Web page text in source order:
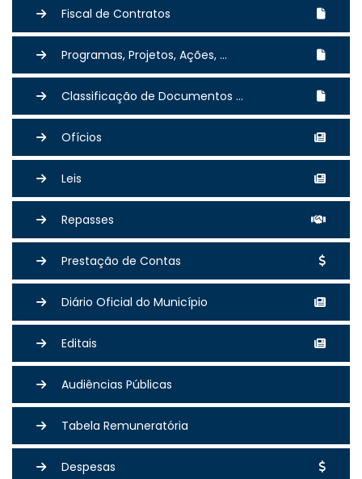
Fiscal de Contratos
Programas, Projetos, Ações, ...
Classificação de Documentos ...
Ofícios
Leis
Repasses
Prestação de Contas
Diário Oficial do Município
Editais
Audiências Públicas
Tabela Remuneratória
Despesas